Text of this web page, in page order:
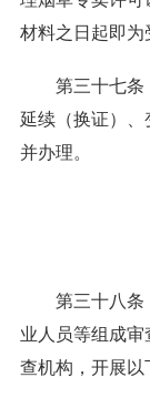
材料之日起即为
第三十七
延续（换证）、
并办理。
第三十八
业人员等组成
查机构，开展以